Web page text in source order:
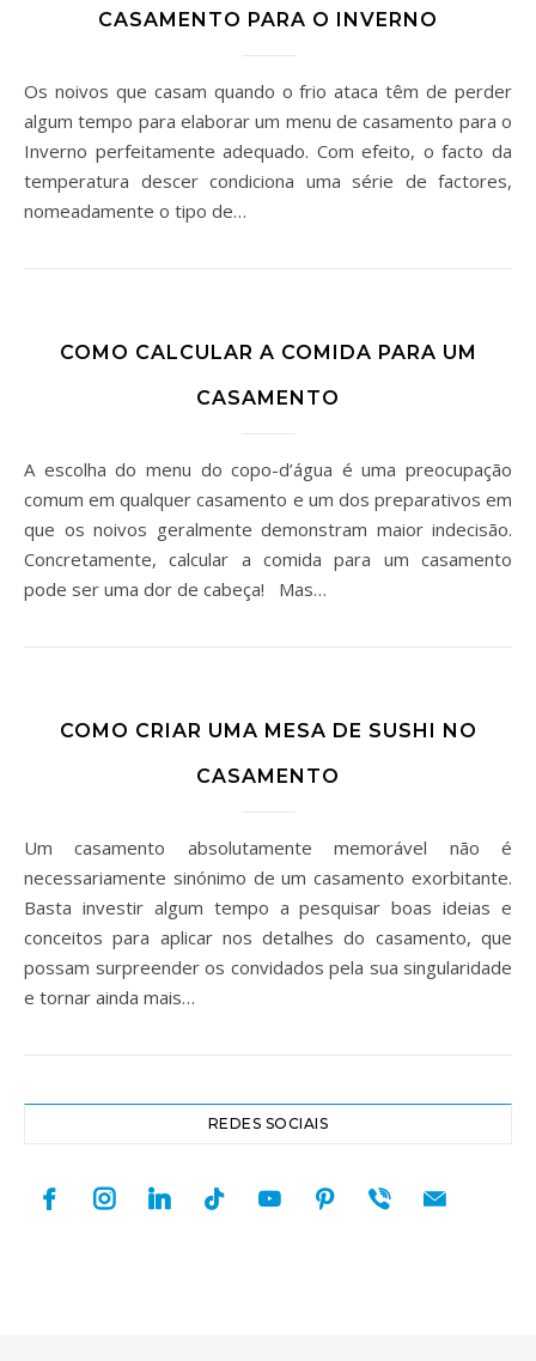
CASAMENTO PARA O INVERNO
Os noivos que casam quando o frio ataca têm de perder
algum tempo para elaborar um menu de casamento para o
Inverno perfeitamente adequado. Com efeito, o facto da
temperatura descer condiciona uma série de factores,
nomeadamente o tipo de…
COMO CALCULAR A COMIDA PARA UM
CASAMENTO
A escolha do menu do copo-d’água é uma preocupação
comum em qualquer casamento e um dos preparativos em
que os noivos geralmente demonstram maior indecisão.
Concretamente, calcular a comida para um casamento
pode ser uma dor de cabeça! Mas…
COMO CRIAR UMA MESA DE SUSHI NO
CASAMENTO
Um casamento absolutamente memorável não é
necessariamente sinónimo de um casamento exorbitante.
Basta investir algum tempo a pesquisar boas ideias e
conceitos para aplicar nos detalhes do casamento, que
possam surpreender os convidados pela sua singularidade
e tornar ainda mais…
REDES SOCIAIS
facebookinstagramlinkedintiktok youtubepinterest
viber mail